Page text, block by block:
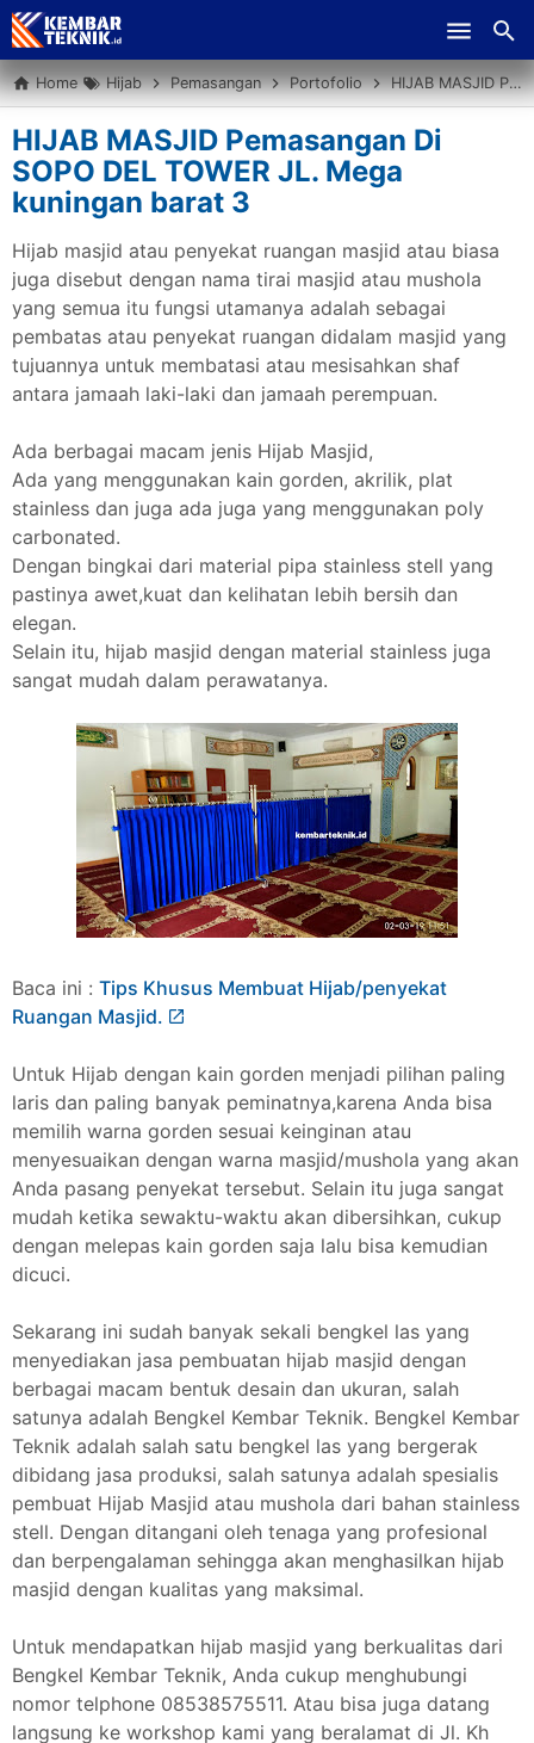
Home Hijab Pemasangan Portofolio HIJAB MASJID Pemasangan Di SOPO DEL TOWER JL. Mega kuningan barat 3
HIJAB MASJID Pemasangan Di
SOPO DEL TOWER JL. Mega
kuningan barat 3
Hijab masjid atau penyekat ruangan masjid atau biasa
juga disebut dengan nama tirai masjid atau mushola
yang semua itu fungsi utamanya adalah sebagai
pembatas atau penyekat ruangan didalam masjid yang
tujuannya untuk membatasi atau mesisahkan shaf
antara jamaah laki-laki dan jamaah perempuan.
Ada berbagai macam jenis Hijab Masjid,
Ada yang menggunakan kain gorden, akrilik, plat
stainless dan juga ada juga yang menggunakan poly
carbonated.
Dengan bingkai dari material pipa stainless stell yang
pastinya awet,kuat dan kelihatan lebih bersih dan
elegan.
Selain itu, hijab masjid dengan material stainless juga
sangat mudah dalam perawatanya.
Baca ini : Tips Khusus Membuat Hijab/penyekat
Ruangan Masjid.
Untuk Hijab dengan kain gorden menjadi pilihan paling
laris dan paling banyak peminatnya,karena Anda bisa
memilih warna gorden sesuai keinginan atau
menyesuaikan dengan warna masjid/mushola yang akan
Anda pasang penyekat tersebut. Selain itu juga sangat
mudah ketika sewaktu-waktu akan dibersihkan, cukup
dengan melepas kain gorden saja lalu bisa kemudian
dicuci.
Sekarang ini sudah banyak sekali bengkel las yang
menyediakan jasa pembuatan hijab masjid dengan
berbagai macam bentuk desain dan ukuran, salah
satunya adalah Bengkel Kembar Teknik. Bengkel Kembar
Teknik adalah salah satu bengkel las yang bergerak
dibidang jasa produksi, salah satunya adalah spesialis
pembuat Hijab Masjid atau mushola dari bahan stainless
stell. Dengan ditangani oleh tenaga yang profesional
dan berpengalaman sehingga akan menghasilkan hijab
masjid dengan kualitas yang maksimal.
Untuk mendapatkan hijab masjid yang berkualitas dari
Bengkel Kembar Teknik, Anda cukup menghubungi
nomor telphone 08538575511. Atau bisa juga datang
langsung ke workshop kami yang beralamat di Jl. Kh